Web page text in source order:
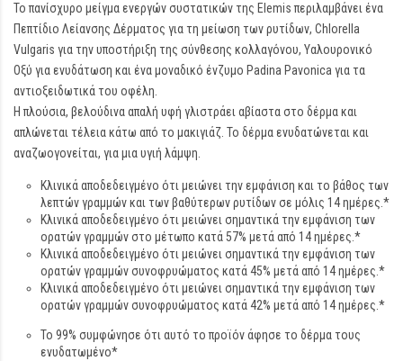
Το πανίσχυρο μείγμα ενεργών συστατικών της Elemis περιλαμβάνει ένα
Πεπτίδιο Λείανσης Δέρματος για τη μείωση των ρυτίδων, Chlorella
Vulgaris για την υποστήριξη της σύνθεσης κολλαγόνου, Υαλουρονικό
Οξύ για ενυδάτωση και ένα μοναδικό ένζυμο Padina Pavonica για τα
αντιοξειδωτικά του οφέλη.
Η πλούσια, βελούδινα απαλή υφή γλιστράει αβίαστα στο δέρμα και
απλώνεται τέλεια κάτω από το μακιγιάζ. Το δέρμα ενυδατώνεται και
αναζωογονείται, για μια υγιή λάμψη.
Κλινικά αποδεδειγμένο ότι μειώνει την εμφάνιση και το βάθος των
λεπτών γραμμών και των βαθύτερων ρυτίδων σε μόλις 14 ημέρες.*
Κλινικά αποδεδειγμένο ότι μειώνει σημαντικά την εμφάνιση των
ορατών γραμμών στο μέτωπο κατά 57% μετά από 14 ημέρες.*
Κλινικά αποδεδειγμένο ότι μειώνει σημαντικά την εμφάνιση των
ορατών γραμμών συνοφρυώματος κατά 45% μετά από 14 ημέρες.*
Κλινικά αποδεδειγμένο ότι μειώνει σημαντικά την εμφάνιση των
ορατών γραμμών συνοφρυώματος κατά 42% μετά από 14 ημέρες.*
Το 99% συμφώνησε ότι αυτό το προϊόν άφησε το δέρμα τους
ενυδατωμένο*